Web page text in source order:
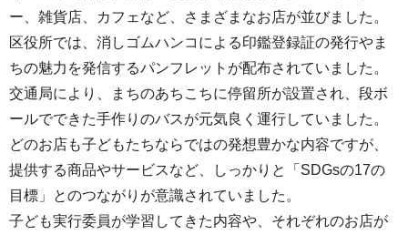
ー、雑貨店、カフェなど、さまざまなお店が並びました。
区役所では、消しゴムハンコによる印鑑登録証の発行やま
ちの魅力を発信するパンフレットが配布されていました。
交通局により、まちのあちこちに停留所が設置され、段ボ
ールでできた手作りのバスが元気良く運行していました。
どのお店も子どもたちならではの発想豊かな内容ですが、
提供する商品やサービスなど、しっかりと「SDGsの17の
目標」とのつながりが意識されていました。
子ども実行委員が学習してきた内容や、それぞれのお店が